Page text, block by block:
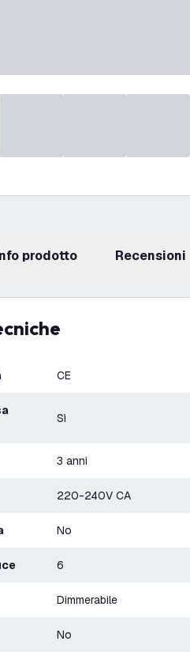
info prodotto recensioni
CE
Sì
3 anni
220-240V CA
No
6
Dimmerabile
No